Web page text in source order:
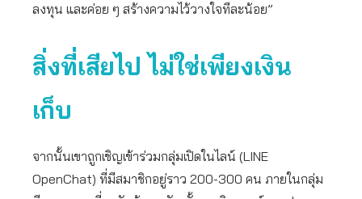
ลงทุน และค่อย ๆ สร้างความไว้วางใจทีละน้อย”
สิ่งที่เสียไป ไม่ใช่เพียงเงิน
เก็บ
จากนั้นเขาถูกเชิญเข้าร่วมกลุ่มเปิดในไลน์ (LINE
OpenChat) ที่มีสมาชิกอยู่ราว 200-300 คน ภายในกลุ่ม